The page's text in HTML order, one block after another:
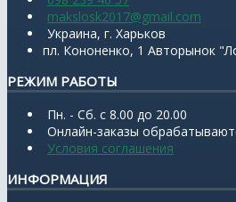
makslosk2017@gmail.com
Украина, г. Харьков
пл. Кононенко, 1 Авторынок
РЕЖИМ РАБОТЫ
Пн. - Сб. с 8.00 до 20.00
Онлайн-заказы
Условия соглашения
ИНФОРМАЦИЯ